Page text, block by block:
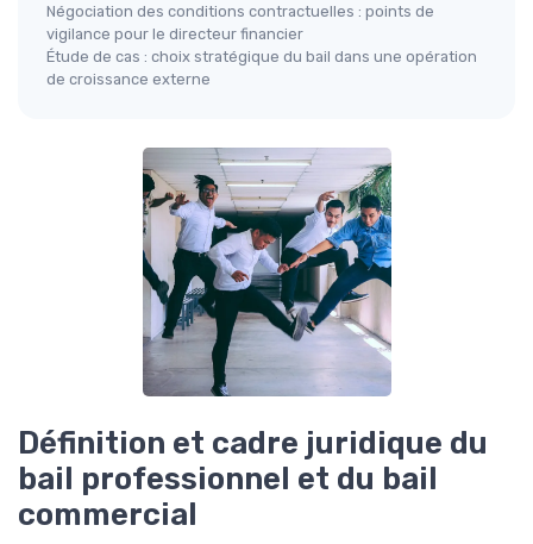
Négociation des conditions contractuelles : points de
vigilance pour le directeur financier
Étude de cas : choix stratégique du bail dans une opération
de croissance externe
Définition et cadre juridique du
bail professionnel et du bail
commercial